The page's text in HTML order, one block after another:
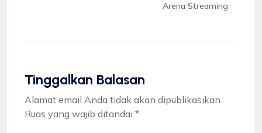
Arena Streaming
Tinggalkan Balasan
Alamat email Anda tidak akan dipublikasikan.
Ruas yang wajib ditandai *